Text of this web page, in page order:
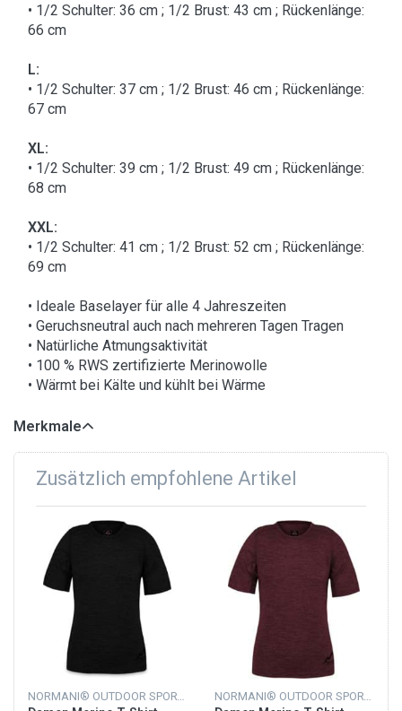
• 1/2 Schulter: 36 cm ; 1/2 Brust: 43 cm ; Rückenlänge:
66 cm
L:
• 1/2 Schulter: 37 cm ; 1/2 Brust: 46 cm ; Rückenlänge:
67 cm
XL:
• 1/2 Schulter: 39 cm ; 1/2 Brust: 49 cm ; Rückenlänge:
68 cm
XXL:
• 1/2 Schulter: 41 cm ; 1/2 Brust: 52 cm ; Rückenlänge:
69 cm
• Ideale Baselayer für alle 4 Jahreszeiten
• Geruchsneutral auch nach mehreren Tagen Tragen
• Natürliche Atmungsaktivität
• 100 % RWS zertifizierte Merinowolle
• Wärmt bei Kälte und kühlt bei Wärme
Merkmale
Zusätzlich empfohlene Artikel
NORMANI® OUTDOOR SPORTS NORMANI® OUTDOOR SPORTS